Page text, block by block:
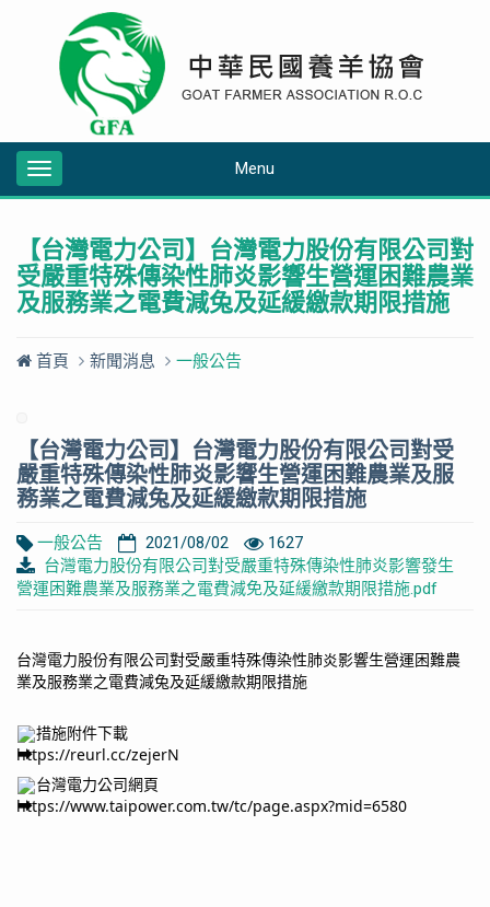
Menu
Toggle
navigation
【台灣電力公司】台灣電力股份有限公司對
受嚴重特殊傳染性肺炎影響生營運困難農業
及服務業之電費減兔及延緩繳款期限措施
首頁 新聞消息 一般公告
【台灣電力公司】台灣電力股份有限公司對受
嚴重特殊傳染性肺炎影響生營運困難農業及服
務業之電費減兔及延緩繳款期限措施
一般公告 2021/08/02
1627
台灣電力股份有限公司對受嚴重特殊傳染性肺炎影響發生
營運困難農業及服務業之電費減免及延緩繳款期限措施.pdf
台灣電力股份有限公司對受嚴重特殊傳染性肺炎影響生營運困難農
業及服務業之電費減兔及延緩繳款期限措施
措施附件下載
https://reurl.cc/zejerN
台灣電力公司網頁
https://www.taipower.com.tw/tc/page.aspx?mid=6580